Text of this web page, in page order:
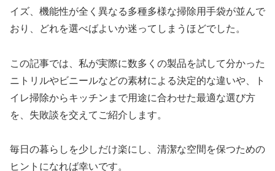
イズ、機能性が全く異なる多種多様な掃除用手袋が並んで
おり、どれを選べばよいか迷ってしまうほどでした。
この記事では、私が実際に数多くの製品を試して分かった
ニトリルやビニールなどの素材による決定的な違いや、ト
イレ掃除からキッチンまで用途に合わせた最適な選び方
を、失敗談を交えてご紹介します。
毎日の暮らしを少しだけ楽にし、清潔な空間を保つための
ヒントになれば幸いです。